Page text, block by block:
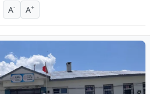
A- A+